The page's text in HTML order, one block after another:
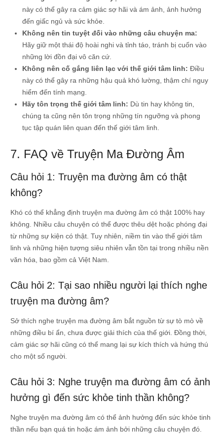
này có thể gây ra cảm giác sợ hãi và ám ảnh, ảnh hưởng
đến giấc ngủ và sức khỏe.
Không nên tin tuyệt đối vào những câu chuyện ma:
Hãy giữ một thái độ hoài nghi và tỉnh táo, tránh bị cuốn vào
những lời đồn đại vô căn cứ.
Không nên cố gắng liên lạc với thế giới tâm linh: Điều
này có thể gây ra những hậu quả khó lường, thậm chí nguy
hiểm đến tính mạng.
Hãy tôn trọng thế giới tâm linh: Dù tin hay không tin,
chúng ta cũng nên tôn trọng những tín ngưỡng và phong
tục tập quán liên quan đến thế giới tâm linh.
7. FAQ về Truyện Ma Đường Âm
Câu hỏi 1: Truyện ma đường âm có thật
không?
Khó có thể khẳng định truyện ma đường âm có thật 100% hay
không. Nhiều câu chuyện có thể được thêu dệt hoặc phóng đại
từ những sự kiện có thật. Tuy nhiên, niềm tin vào thế giới tâm
linh và những hiện tượng siêu nhiên vẫn tồn tại trong nhiều nền
văn hóa, bao gồm cả Việt Nam.
Câu hỏi 2: Tại sao nhiều người lại thích nghe
truyện ma đường âm?
Sở thích nghe truyện ma đường âm bắt nguồn từ sự tò mò về
những điều bí ẩn, chưa được giải thích của thế giới. Đồng thời,
cảm giác sợ hãi cũng có thể mang lại sự kích thích và hứng thú
cho một số người.
Câu hỏi 3: Nghe truyện ma đường âm có ảnh
hưởng gì đến sức khỏe tinh thần không?
Nghe truyện ma đường âm có thể ảnh hưởng đến sức khỏe tinh
thần nếu bạn quá tin hoặc ám ảnh bởi những câu chuyện đó.